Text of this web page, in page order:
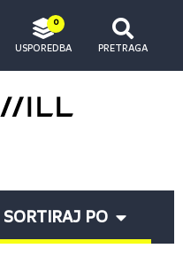
0
USPOREDBA PRETRAGA
SORTIRAJ PO